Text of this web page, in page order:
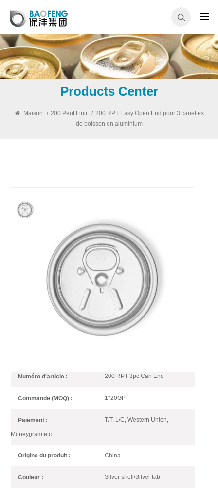
Products Center
Maison / 200 Peut Finir / 200 RPT Easy Open End pour 3 canettes
de boisson en aluminium
200 RPT Easy Open End Pour
3 Canettes De Boisson En
Aluminium
200 # Boisson EOE (aluminium), type Ring-pull-tab (RPT) adapté aux
emballages de jus de fruits, de café et de boissons protéinées en
Numéro d'article : 200 RPT 3pc Can End
Commande (MOQ) : 1*20GP
Paiement : T/T, L/C, Western Union,
Moneygram etc.
Origine du produit : China
Couleur : Silver shell/Silver tab